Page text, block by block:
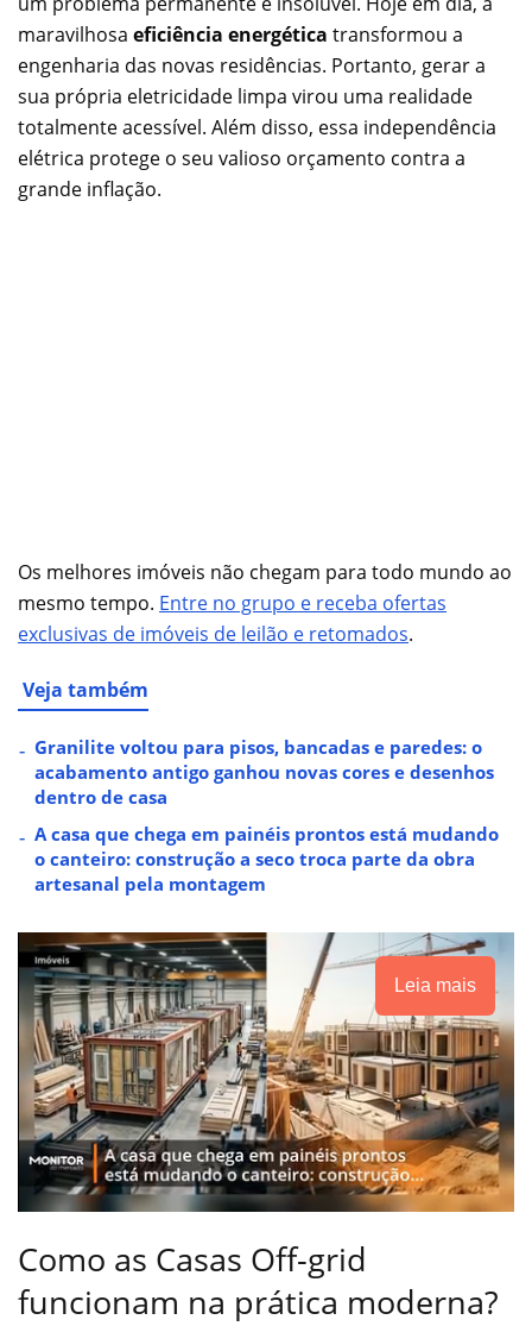
maravilhosa eficiência energética transformou a
engenharia das novas residências. Portanto, gerar a
sua própria eletricidade limpa virou uma realidade
totalmente acessível. Além disso, essa independência
elétrica protege o seu valioso orçamento contra a
grande inflação.
Os melhores imóveis não chegam para todo mundo ao
mesmo tempo. Entre no grupo e receba ofertas
exclusivas de imóveis de leilão e retomados.
Veja também
Granilite voltou para pisos, bancadas e paredes: o
acabamento antigo ganhou novas cores e desenhos
dentro de casa
A casa que chega em painéis prontos está mudando
o canteiro: construção a seco troca parte da obra
artesanal pela montagem
Leia mais
Como as Casas Off-grid
funcionam na prática moderna?